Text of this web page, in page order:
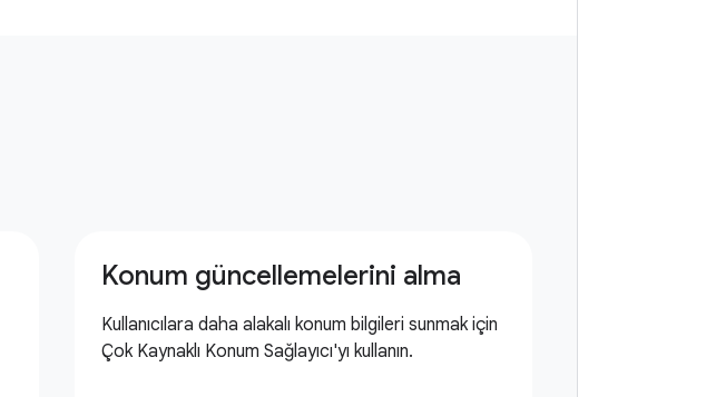
Konum güncellemelerini alma
Kullanıcılara daha alakalı konum bilgileri sunmak için
Çok Kaynaklı Konum Sağlayıcı'yı kullanın.